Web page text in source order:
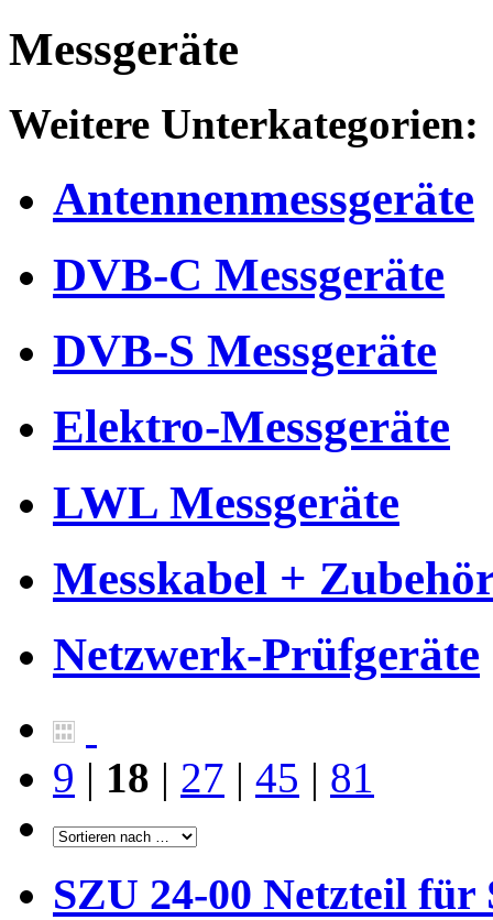
Messgeräte
Weitere Unterkategorien:
Antennenmessgeräte
DVB-C Messgeräte
DVB-S Messgeräte
Elektro-Messgeräte
LWL Messgeräte
Messkabel +
Netzwerk-Prüfgeräte
9 | 18 | 27 | 45 | 81
SZU 24-00 Netzteil für